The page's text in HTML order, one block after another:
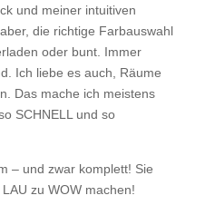
und meiner intuitiven
die richtige Farbauswahl
oder bunt. Immer
Ich liebe es auch, Räume
Das mache ich meistens
SCHNELL und so
– und zwar komplett! Sie
zu WOW machen!